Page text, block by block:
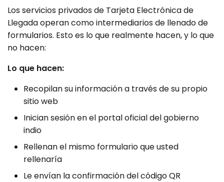
Los servicios privados de Tarjeta Electrónica de
Llegada operan como intermediarios de llenado de
formularios. Esto es lo que realmente hacen, y lo que
no hacen:
Lo que hacen:
Recopilan su información a través de su propio
sitio web
Inician sesión en el portal oficial del gobierno
indio
Rellenan el mismo formulario que usted
rellenaría
Le envían la confirmación del código QR